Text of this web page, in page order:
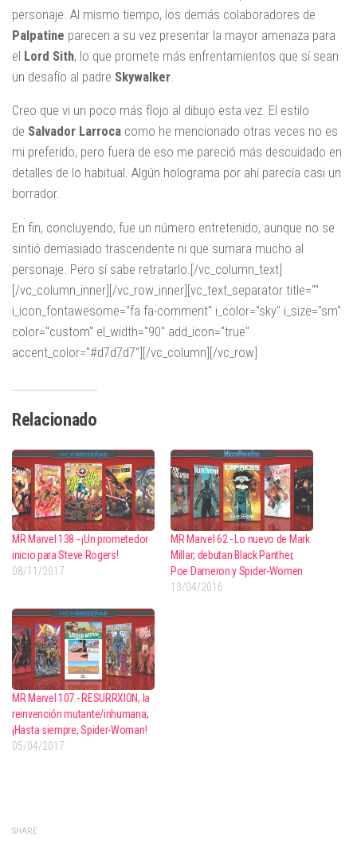
personaje. Al mismo tiempo, los demás colaboradores de
Palpatine parecen a su vez presentar la mayor amenaza para
el Lord Sith, lo que promete más enfrentamientos que sí sean
un desafío al padre Skywalker
Creo que vi un poco más flojo al dibujo esta vez. El estilo
de Salvador Larroca como he mencionado otras veces no es
mi preferido, pero fuera de eso me pareció más descuidado en
detalles de lo habitual. Algún holograma por ahí parecía casi un
borrador.
En fin, concluyendo, fue un número entretenido, aunque no se
sintió demasiado trascendente ni que sumara mucho al
personaje. Pero sí sabe retratarlo.[/vc_column_text]
[/vc_column_inner][/vc_row_inner][vc_text_separator title=""
i_icon_fontawesome="fa fa-comment" i_color="sky" i_size="sm"
color="custom" el_width="90" add_icon="true"
accent_color="#d7d7d7"][/vc_column][/vc_row]
Relacionado
MR Marvel 138 - ¡Un prometedor
inicio para Steve Rogers!
08/11/2017
MR Marvel 62 - Lo nuevo de Mark
Millar; debutan Black Panther,
Poe Dameron y Spider-Women
13/04/2016
MR Marvel 107 - RESURRXION, la
reinvención mutante/inhumana;
¡Hasta siempre, Spider-Woman!
05/04/2017
SHARE